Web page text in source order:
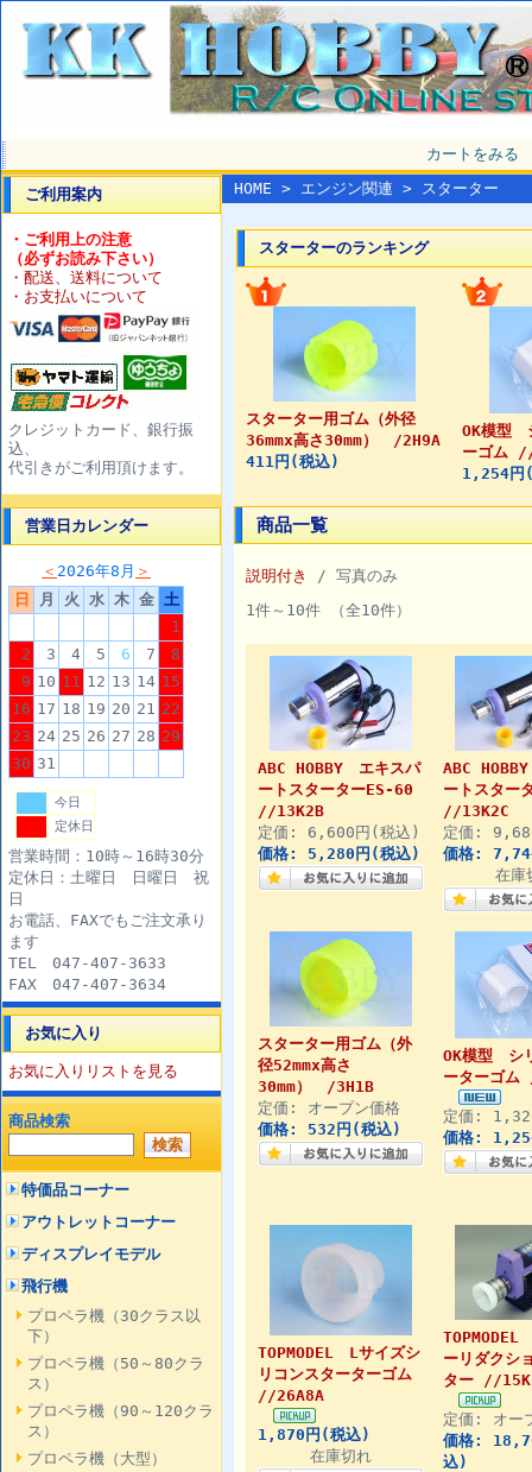
カートをみる
ご利用案内
・ご利用上の注意
（必ずお読み下さい）
・配送、送料について
・お支払いについて
クレジットカード、銀行振
込、
代引きがご利用頂けます。
営業日カレンダー
＜ 2026年8月 ＞
日
月 火 水 木 金 土
1
2
3 4 5 6 7
8
9 10 11 12 13 14 15
16 17 18 19 20 21 22
23 24 25 26 27 28 29
30 31
今日
定休日
営業時間：10時～16時30分
定休日：土曜日 日曜日 祝
日
お電話、FAXでもご注文承り
ます
TEL 047-407-3633
FAX 047-407-3634
お気に入り
お気に入りリストを見る
商品検索
特価品コーナー
アウトレットコーナー
ディスプレイモデル
飛行機
プロペラ機（30クラス以
下）
プロペラ機（50～80クラ
ス）
プロペラ機（90～120クラ
ス）
プロペラ機（大型）
HOME > エンジン関連 > スターター
スターターのランキング
スターター用ゴム（外径
36mmx高さ30mm） /2H9A
411円(税込)
OK模型
ーゴム
1,254円
商品一覧
説明付き
/ 写真のみ
1件～10件 （全10件）
ABC HOBBY エキスパ
ートスターターES-60
//13K2B
定価: 6,600円(税込)
価格: 5,280円(税込)
ABC
ートスター
//13K2C
定価:
価格:
在庫
スターター用ゴム（外
径52mmx高さ
30mm） /3H1B
定価: オープン価格
価格: 532円(税込)
OK模型 シ
ーターゴ
定価:
価格:
TOPMODEL Lサイズシ
リコンスターターゴム
//26A8A
1,870円(税込)
在庫切れ
ーリダクシ
ター //
定価: オー
価格:
込)